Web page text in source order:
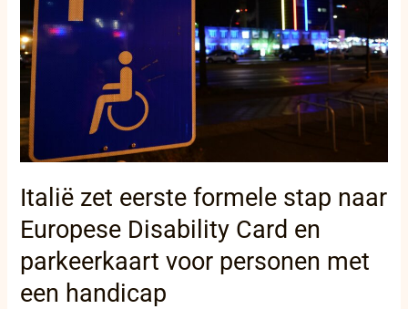
Italië zet eerste formele stap naar
Europese Disability Card en
parkeerkaart voor personen met
een handicap
Europese
Disability
Card
en
parkeerkaart
voor
personen
met
een